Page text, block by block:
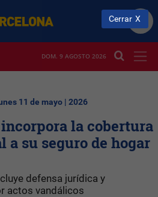
DOM. 9 AGOSTO 2026
11 de mayo | 2026
la cobertura
a su seguro de hogar
defensa jurídica y
actos vandálicos
Cerrar